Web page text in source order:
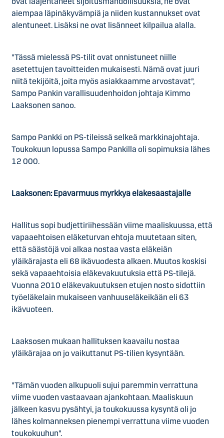
aiempaa läpinäkyvämpiä ja niiden kustannukset ovat
alentuneet. Lisäksi ne ovat lisänneet kilpailua alalla.
”Tässä mielessä PS-tilit ovat onnistuneet niille
asetettujen tavoitteiden mukaisesti. Nämä ovat juuri
niitä tekijöitä, joita myös asiakkaamme arvostavat”,
Sampo Pankin varallisuudenhoidon johtaja Kimmo
Laaksonen sanoo.
Sampo Pankki on PS-tileissä selkeä markkinajohtaja.
Toukokuun lopussa Sampo Pankilla oli sopimuksia lähes
12 000.
Laaksonen: Epävarmuus myrkkyä eläkesäästäjälle
Hallitus sopi budjettiriihessään viime maaliskuussa, että
vapaaehtoisen eläketurvan ehtoja muutetaan siten,
että säästöjä voi alkaa nostaa vasta eläkeiän
yläikärajasta eli 68 ikävuodesta alkaen. Muutos koskisi
sekä vapaaehtoisia eläkevakuutuksia että PS-tilejä.
Vuonna 2010 eläkevakuutuksen etujen nosto sidottiin
työeläkelain mukaiseen vanhuuseläkeikään eli 63
ikävuoteen.
Laaksosen mukaan hallituksen kaavailu nostaa
yläikärajaa on jo vaikuttanut PS-tilien kysyntään.
”Tämän vuoden alkupuoli sujui paremmin verrattuna
viime vuoden vastaavaan ajankohtaan. Maaliskuun
jälkeen kasvu pysähtyi, ja toukokuussa kysyntä oli jo
lähes kolmanneksen pienempi verrattuna viime vuoden
toukokuuhun”.